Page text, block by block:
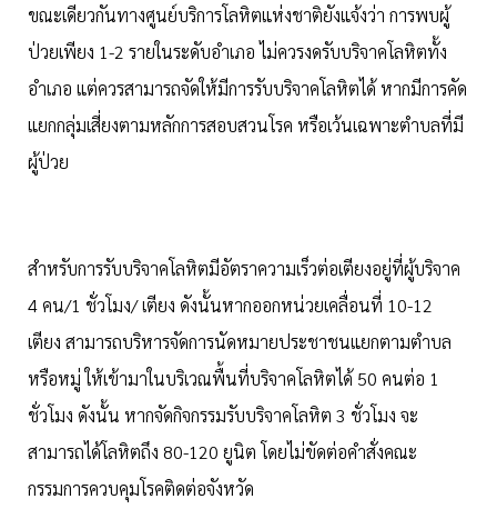
ขณะเดียวกันทางศูนย์บริการโลหิตแห่งชาติยังแจ้งว่า การพบผู้
ป่วยเพียง 1-2 รายในระดับอำเภอ ไม่ควรงดรับบริจาคโลหิตทั้ง
อำเภอ แต่ควรสามารถจัดให้มีการรับบริจาคโลหิตได้ หากมีการคัด
แยกกลุ่มเสี่ยงตามหลักการสอบสวนโรค หรือเว้นเฉพาะตำบลที่มี
ผู้ป่วย
สำหรับการรับบริจาคโลหิตมีอัตราความเร็วต่อเตียงอยู่ที่ผู้บริจาค
4 คน/1 ชั่วโมง/ เตียง ดังนั้นหากออกหน่วยเคลื่อนที่ 10-12
เตียง สามารถบริหารจัดการนัดหมายประชาชนแยกตามตำบล
หรือหมู่ ให้เข้ามาในบริเวณพื้นที่บริจาคโลหิตได้ 50 คนต่อ 1
ชั่วโมง ดังนั้น หากจัดกิจกรรมรับบริจาคโลหิต 3 ชั่วโมง จะ
สามารถได้โลหิตถึง 80-120 ยูนิต โดยไม่ขัดต่อคำสั่งคณะ
กรรมการควบคุมโรคติดต่อจังหวัด